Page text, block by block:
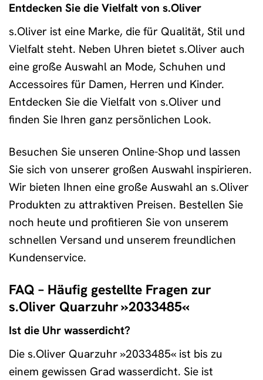
Entdecken Sie die Vielfalt von s.Oliver
s.Oliver ist eine Marke, die für Qualität, Stil und
Vielfalt steht. Neben Uhren bietet s.Oliver auch
eine große Auswahl an Mode, Schuhen und
Accessoires für Damen, Herren und Kinder.
Entdecken Sie die Vielfalt von s.Oliver und
finden Sie Ihren ganz persönlichen Look.
Besuchen Sie unseren Online-Shop und lassen
Sie sich von unserer großen Auswahl inspirieren.
Wir bieten Ihnen eine große Auswahl an s.Oliver
Produkten zu attraktiven Preisen. Bestellen Sie
noch heute und profitieren Sie von unserem
schnellen Versand und unserem freundlichen
Kundenservice.
FAQ – Häufig gestellte Fragen zur
s.Oliver Quarzuhr »2033485«
Ist die Uhr wasserdicht?
Die s.Oliver Quarzuhr »2033485« ist bis zu
einem gewissen Grad wasserdicht. Sie ist